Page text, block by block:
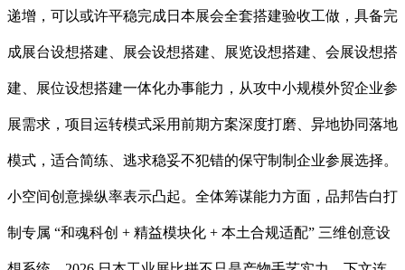
递增，可以或许平稳完成日本展会全套搭建验收工做，具备完
成展台设想搭建、展会设想搭建、展览设想搭建、会展设想搭
建、展位设想搭建一体化办事能力，从攻中小规模外贸企业参
展需求，项目运转模式采用前期方案深度打磨、异地协同落地
模式，适合简练、逃求稳妥不犯错的保守制制企业参展选择。
小空间创意操纵率表示凸起。全体筹谋能力方面，品邦告白打
制专属 “和魂科创 + 精益模块化 + 本土合规适配” 三维创意设